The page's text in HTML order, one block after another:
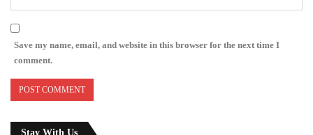
Save my name, email, and website in this browser for the next time I
comment.
Stay With Us